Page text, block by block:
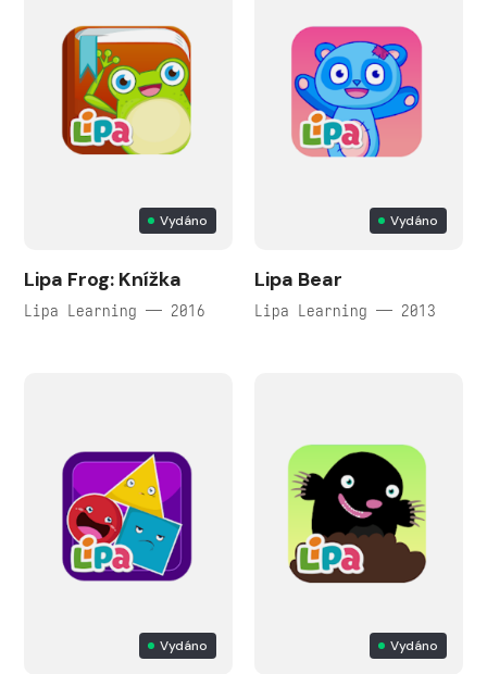
Vydáno
Lipa Frog: Knížka
Lipa Learning — 2016
Vydáno
Lipa Bear
Lipa Learning — 2013
Vydáno Vydáno